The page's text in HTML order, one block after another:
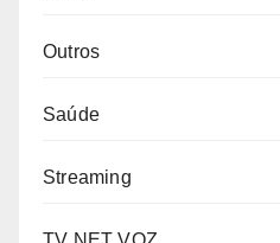
Outros
Saúde
Streaming